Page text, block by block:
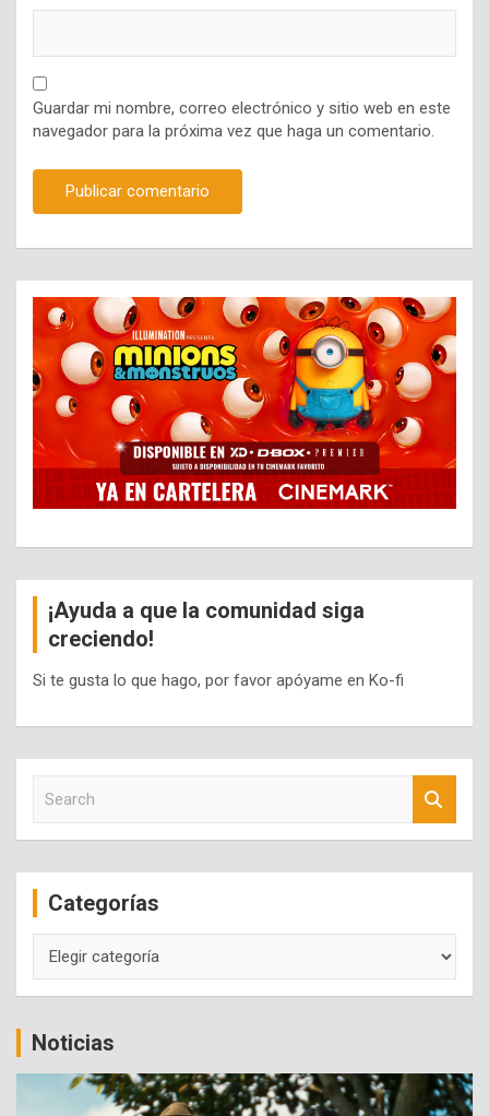
Guardar mi nombre, correo electrónico y sitio web en este
navegador para la próxima vez que haga un comentario.
¡Ayuda a que la comunidad siga
creciendo!
Si te gusta lo que hago, por favor apóyame en Ko-fi
c
Categorías
Noticias